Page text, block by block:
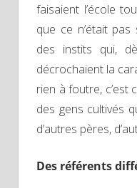
faisaient l’école
que ce n’était
des instits qui,
décrochaient la
rien à foutre, c’est
des gens cultivés
d’autres pères,
Des référents